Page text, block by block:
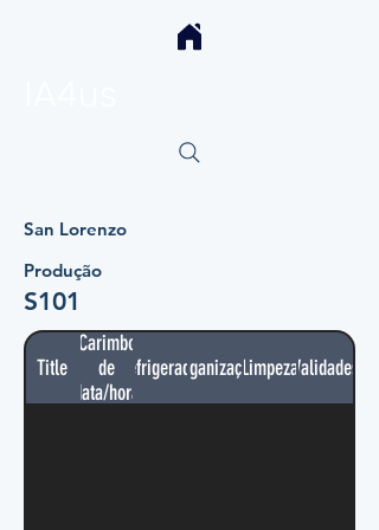
San Lorenzo
Produção
S101
Title
Carimbo
de
data/hora
RefrigeradorOrganizaçãoLimpezaValidades